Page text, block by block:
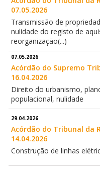
07.05.2026
Transmissão de
nulidade do registo de
reorganização(...)
07.05.2026
Acórdão do Supremo
16.04.2026
Direito do urbanismo,
populacional, nulidade
29.04.2026
Acórdão do Tribunal da
14.04.2026
Construção de linhas